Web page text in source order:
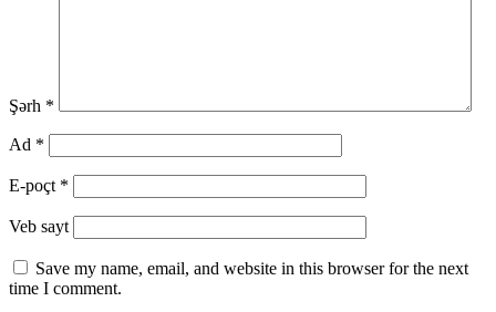
Şərh *
Ad *
E-poçt *
Veb sayt
Save my name, email, and website in this browser for the next
time I comment.